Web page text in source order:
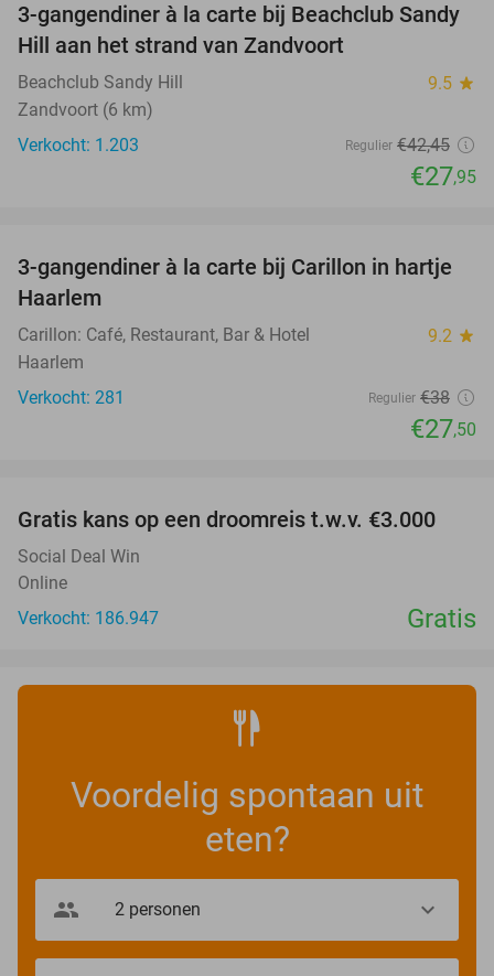
34%
3-gangendiner à la carte bij Beachclub Sandy
Hill aan het strand van Zandvoort
Beachclub Sandy Hill 9.5 star
Zandvoort (6 km)
Verkocht: 1.203
Regulier €42,45
€27,95
28%
3-gangendiner à la carte bij Carillon in hartje
Haarlem
Carillon: Café, Restaurant, Bar & Hotel 9.2 star
Haarlem
Verkocht: 281
Regulier €38
€27,50
Gratis kans op een droomreis t.w.v. €3.000
Social Deal Win
Online
Verkocht: 186.947
Gratis
Voordelig spontaan uit
eten?